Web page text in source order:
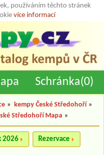
používáním těchto stránek
více informací
Schránka(0)
» kempy České Středohoří »
Středohoří Mapa »
2026 Rezervace